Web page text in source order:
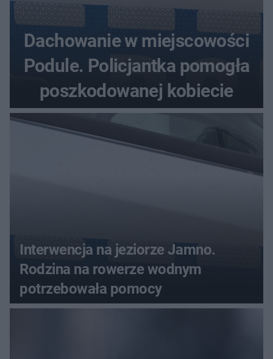
Dachowanie w miejscowości
Podule. Policjantka pomogła
poszkodowanej kobiecie
Interwencja na jeziorze Jamno.
Rodzina na rowerze wodnym
potrzebowała pomocy